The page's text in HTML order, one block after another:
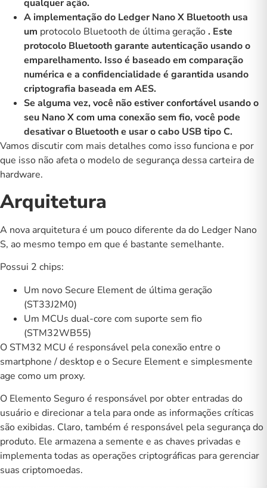
qualquer ação.
A implementação do Ledger Nano X Bluetooth usa
um protocolo Bluetooth de última geração. Este
protocolo Bluetooth garante autenticação usando o
emparelhamento. Isso é baseado em comparação
numérica e a confidencialidade é garantida usando
criptografia baseada em AES.
Se alguma vez, você não estiver confortável usando o
seu Nano X com uma conexão sem fio, você pode
desativar o Bluetooth e usar o cabo USB tipo C.
Vamos discutir com mais detalhes como isso funciona e por
que isso não afeta o modelo de segurança dessa carteira de
hardware.
Arquitetura
A nova arquitetura é um pouco diferente da do Ledger Nano
S, ao mesmo tempo em que é bastante semelhante.
Possui 2 chips:
Um novo Secure Element de última geração
(ST33J2M0)
Um MCUs dual-core com suporte sem fio
(STM32WB55)
O STM32 MCU é responsável pela conexão entre o
smartphone / desktop e o Secure Element e simplesmente
age como um proxy.
O Elemento Seguro é responsável por obter entradas do
usuário e direcionar a tela para onde as informações críticas
são exibidas. Claro, também é responsável pela segurança do
produto. Ele armazena a semente e as chaves privadas e
implementa todas as operações criptográficas para gerenciar
suas criptomoedas.